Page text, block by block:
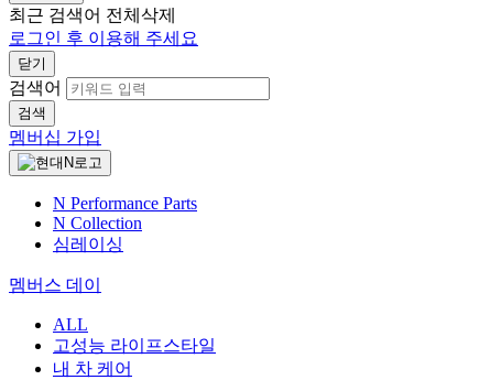
최근 검색어 전체삭제
로그인 후 이용해 주세요
닫기
검색어
검색
멤버십 가입
N Performance Parts
N Collection
심레이싱
멤버스 데이
ALL
고성능 라이프스타일
내 차 케어